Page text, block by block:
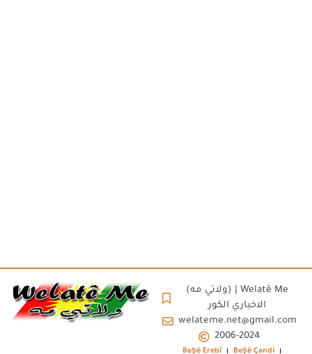
(ولاتي مه) | Welatê Me
الاخباري الكور
welateme.net@gmail.com
2006-2024
Beşê Erebî Beşê Çandî